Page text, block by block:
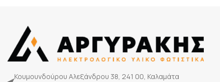
Κουμουνδούρου Αλεξάνδρου 38, 241 00, Καλαμάτα